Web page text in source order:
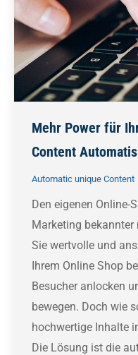
Mehr Power für
Content
Automatic unique Content
Den eigenen Online-
Marketing bekannter
Sie wertvolle und
Ihrem Online Shop
Besucher anlocken
bewegen. Doch wie
hochwertige Inhalte
Die Lösung ist die